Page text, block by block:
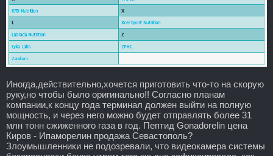
Иногда,действительно,хочется приготовить что-то на скорую
руку,но чтобы было оригинально!! Согласно планам
компании,к концу года терминал должен выйти на полную
мощность, и через него можно будет отправлять более 31
млн тонн сжиженного газа в год. Пептид Gonadorelin цена
Киров - Ипаморелин продажа Севастополь?
Злоумышленники не подозревали, что видеокамера системы